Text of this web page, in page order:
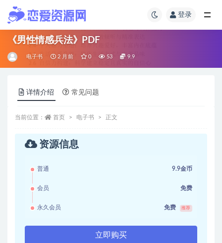
登录
《男性情感兵法》PDF
电子书 2 月前 0 53 9.9
详情介绍 常见问题
当前位置： 首页 电子书 正文
资源信息
普通 9.9金币
会员 免费
永久会员 免费 推荐
立即购买